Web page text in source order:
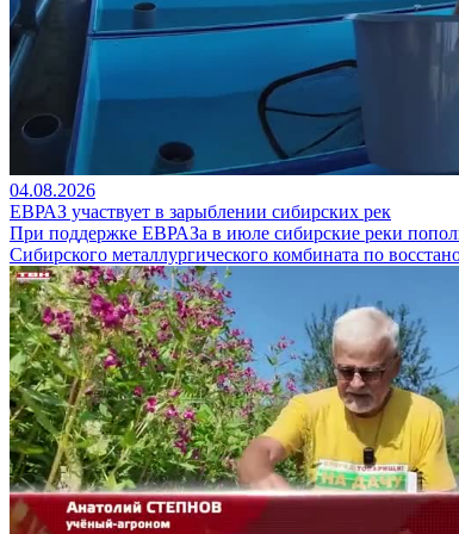
04.08.2026
ЕВРАЗ участвует в зарыблении сибирских рек
При поддержке ЕВРАЗа в июле сибирские реки
Сибирского металлургического комбината по